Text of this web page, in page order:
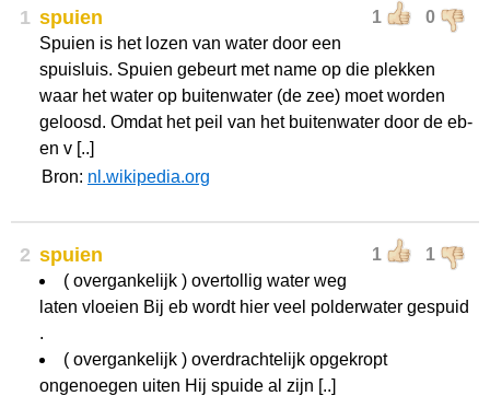
1 1 0
spuien
Spuien is het lozen van water door een
spuisluis. Spuien gebeurt met name op die plekken
waar het water op buitenwater (de zee) moet worden
geloosd. Omdat het peil van het buitenwater door de eb-
en v [..]
Bron: nl.wikipedia.org
2 1 1
spuien
( overgankelijk ) overtollig water weg
laten vloeien Bij eb wordt hier veel polderwater gespuid
.
( overgankelijk ) overdrachtelijk opgekropt
ongenoegen uiten Hij spuide al zijn [..]